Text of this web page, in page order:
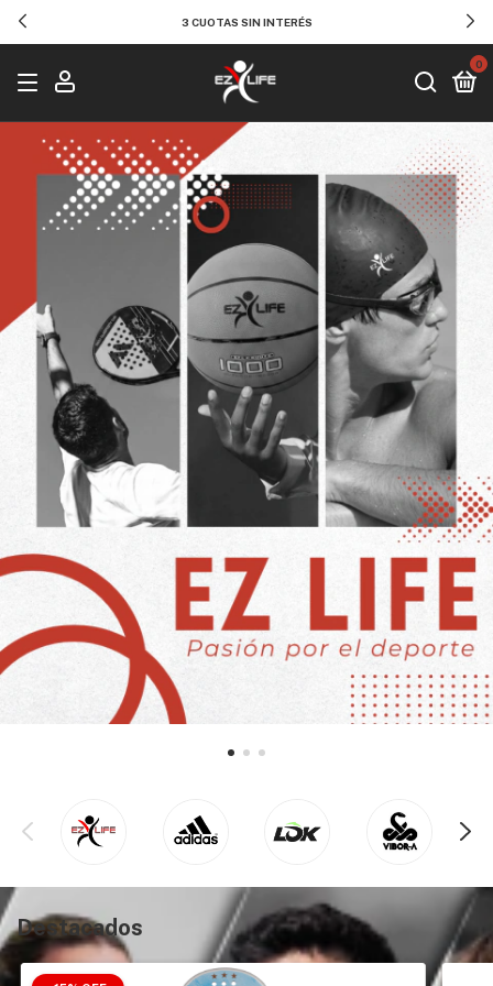
3 CUOTAS SIN INTERÉS
0
Destacados